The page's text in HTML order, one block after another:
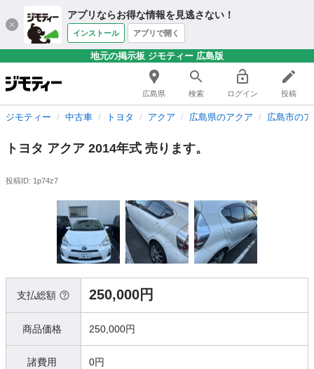
アプリならお得な情報を見逃さない！
インストール アプリで開く
地元の掲示板 ジモティー 広島版
広島県 検索 ログイン 投稿
ジモティー 中古車 トヨタ アクア 広島県のアクア 広島市の
トヨタ アクア 2014年式 売ります。
投稿ID: 1p74z7
支払総額 250,000円
商品価格 250,000円
諸費用 0円